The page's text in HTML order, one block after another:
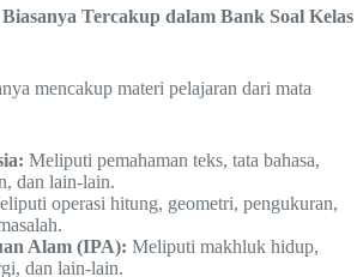
Tercakup dalam Bank Soal Kelas
mencakup materi pelajaran dari mata
Meliputi pemahaman teks, tata bahasa,
dan lain-lain.
operasi hitung, geometri, pengukuran,
Alam (IPA): Meliputi makhluk hidup,
dan lain-lain.